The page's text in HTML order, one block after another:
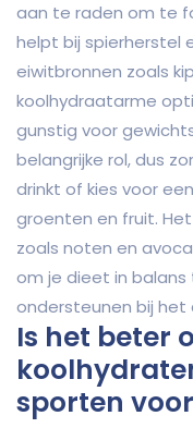
aan te raden om te
helpt bij spierherstel
eiwitbronnen zoals
koolhydraatarme
gunstig voor
belangrijke rol, dus
drinkt of kies voor
groenten en fruit.
zoals noten en
om je dieet in
ondersteunen bij het
Is het beter
sporten